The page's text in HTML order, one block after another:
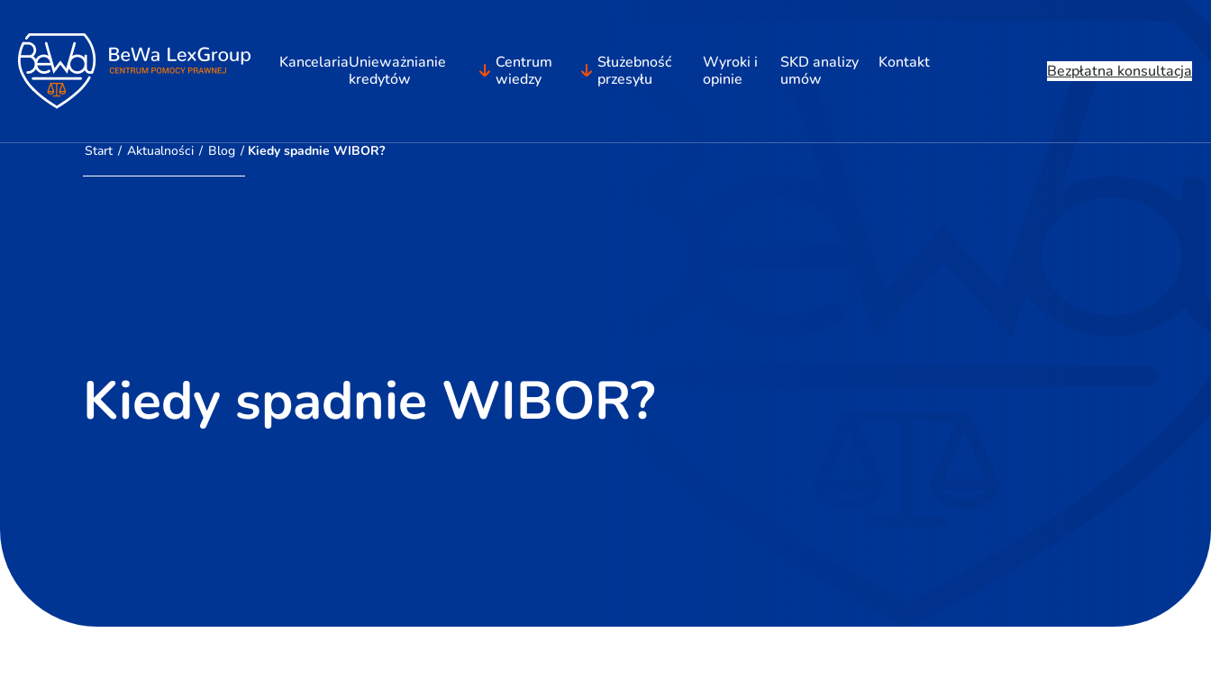
KancelariaUnieważnianie
kredytów
Centrum
wiedzy
Służebność
przesyłu
Wyroki i
opinie
SKD analizy
umów
Kontakt Bezpłatna konsultacja
Start / Aktualności / Blog / Kiedy spadnie WIBOR?
Kiedy spadnie WIBOR?